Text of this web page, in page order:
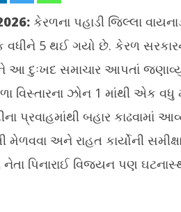
હોનારતમાં
વ્રત-તહેવાર કે ખાસ પ્રસંગે ઘરે
સફરજનની ખીર, જાણો
July
2026
કેરળના પહાડી જિલ્લા
વધીને 5 થઈ ગયો છે. કેરળ
આ દુઃખદ સમાચાર આપતાં
વિસ્તારના ઝોન 1 માંથી
પ્રવાહમાંથી બહાર કાઢવામાં
મેળવવા અને રાહત કાર્યોની
નેતા પિનારાઈ વિજયન પણ